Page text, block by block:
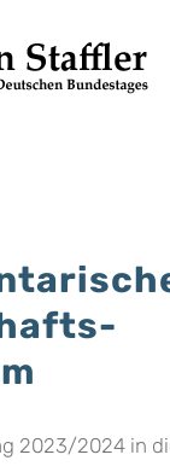
2023/2024 in